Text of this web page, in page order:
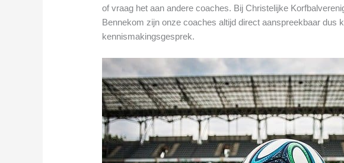
of vraag het aan andere coaches. Bij Christelijke
Bennekom zijn onze coaches altijd direct aanspreekbaar dus
kennismakingsgesprek.